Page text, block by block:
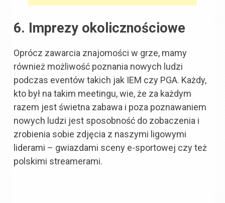
6. Imprezy okolicznościowe
Oprócz zawarcia znajomości w grze, mamy
również możliwość poznania nowych ludzi
podczas eventów takich jak IEM czy PGA. Każdy,
kto był na takim meetingu, wie, że za każdym
razem jest świetna zabawa i poza poznawaniem
nowych ludzi jest sposobność do zobaczenia i
zrobienia sobie zdjęcia z naszymi ligowymi
liderami – gwiazdami sceny e-sportowej czy też
polskimi streamerami.